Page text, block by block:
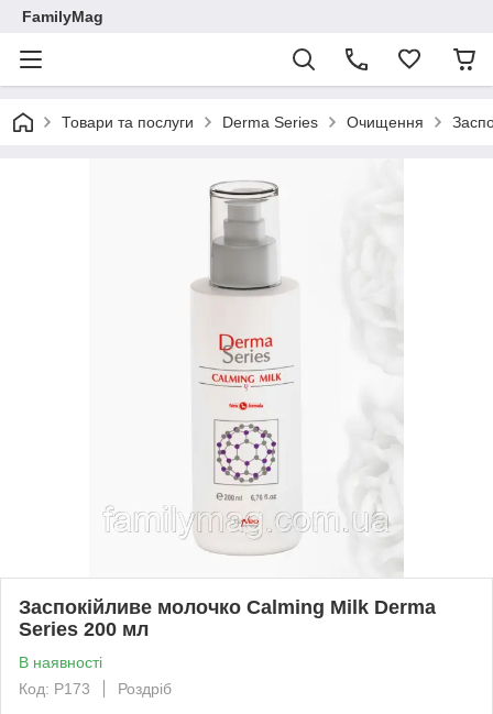
FamilyMag
Товари та послуги Derma Series Очищення
Заспокійливе молочко Calming Milk Derma
Series 200 мл
В наявності
Код: P173
Роздріб